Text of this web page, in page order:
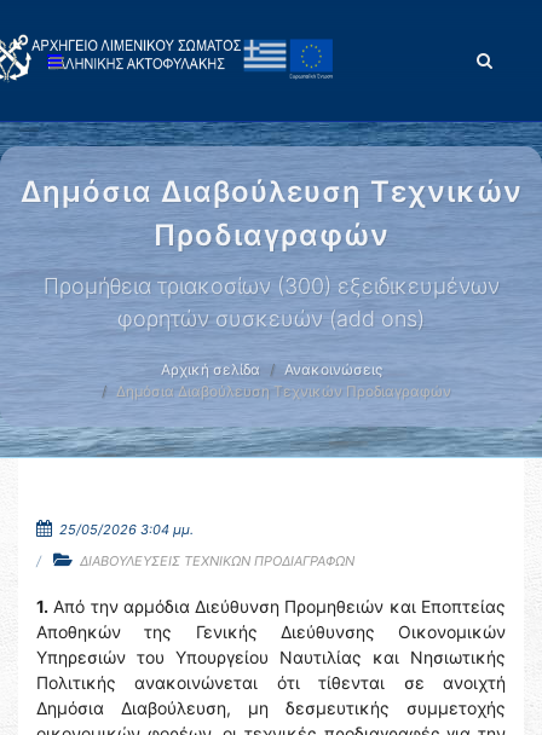
Δημόσια Διαβούλευση Τεχνικών
Προδιαγραφών
Προμήθεια τριακοσίων (300) εξειδικευμένων
φορητών συσκευών (add ons)
Αρχική σελίδα
Ανακοινώσεις
Δημόσια Διαβούλευση Τεχνικών Προδιαγραφών
25/05/2026 3:04 μμ.
ΔΙΑΒΟΥΛΕΥΣΕΙΣ ΤΕΧΝΙΚΩΝ ΠΡΟΔΙΑΓΡΑΦΩΝ
1. Από την αρμόδια Διεύθυνση Προμηθειών και Εποπτείας
Αποθηκών της Γενικής Διεύθυνσης Οικονομικών
Υπηρεσιών του Υπουργείου Ναυτιλίας και Νησιωτικής
Πολιτικής ανακοινώνεται ότι τίθενται σε ανοιχτή
Δημόσια Διαβούλευση, μη δεσμευτικής συμμετοχής